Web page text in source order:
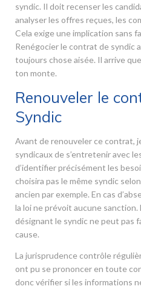
syndic. Il doit recenser les
analyser les offres reçues, les
Cela exige une implication sans
Renégocier le contrat de syndic
toujours chose aisée. Il arrive
ton monte.
Renouveler le
Syndic
Avant de renouveler ce contrat,
syndicaux de s’entretenir avec
d’identifier précisément les
choisira pas le même syndic
ancien par exemple. En cas
la loi ne prévoit aucune
désignant le syndic ne peut pas
cause.
La jurisprudence contrôle
ont pu se prononcer en toute
donc vérifier si les informations